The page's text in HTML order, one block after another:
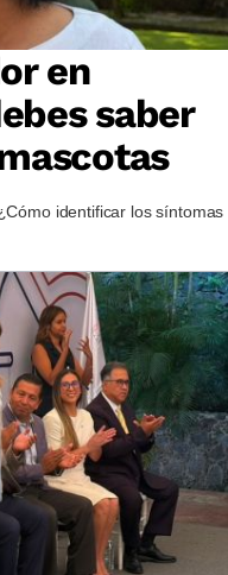
en
saber
identificar los síntomas